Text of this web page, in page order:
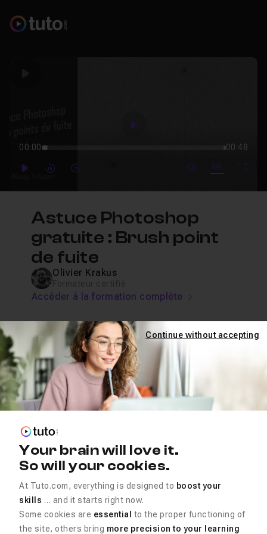
Play
00:00 00:48
PlayForwardForward mute video
Subtitles
Astuce Photoshop
gratuite : Brush point
de fuite
Olivier Krakus
Accéder à la formation complète